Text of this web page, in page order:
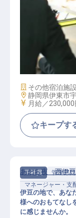
不動産開発企
施設業態
その他宿泊施設
勤務地
静岡県伊東市
給与
月給／230,000
キープす
正社員
管理部
マネージャー・支
あたら夜 西伊豆
伊豆の地で、あな
様へのおもてなし
に感じませんか。